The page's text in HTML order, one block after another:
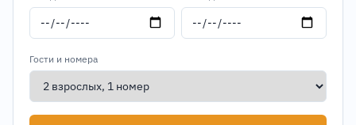
Гости и номера